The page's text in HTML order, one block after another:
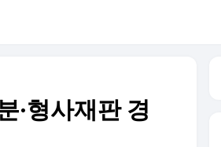
·형사재판 경